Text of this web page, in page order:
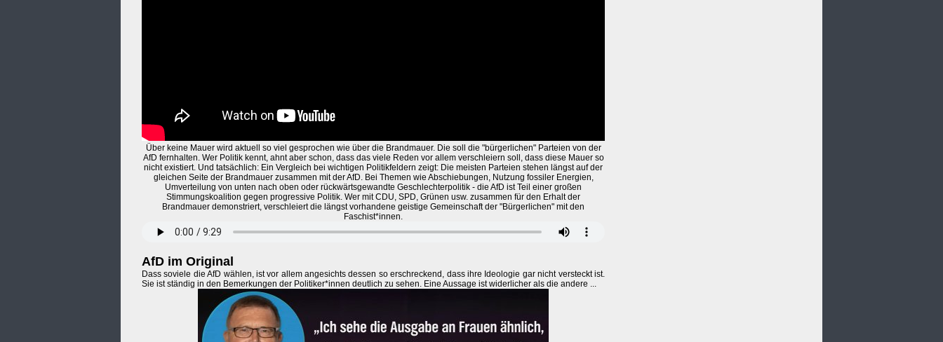
Über keine Mauer wird aktuell so viel gesprochen wie über die Brandmauer. Die soll die "bürgerlichen" Parteien von der
AfD fernhalten. Wer Politik kennt, ahnt aber schon, dass das viele Reden vor allem verschleiern soll, dass diese Mauer so
nicht existiert. Und tatsächlich: Ein Vergleich bei wichtigen Politikfeldern zeigt: Die meisten Parteien stehen längst auf der
gleichen Seite der Brandmauer zusammen mit der AfD. Bei Themen wie Abschiebungen, Nutzung fossiler Energien,
Umverteilung von unten nach oben oder rückwärtsgewandte Geschlechterpolitik - die AfD ist Teil einer großen
Stimmungskoalition gegen progressive Politik. Wer mit CDU, SPD, Grünen usw. zusammen für den Erhalt der
Brandmauer demonstriert, verschleiert die längst vorhandene geistige Gemeinschaft der "Bürgerlichen" mit den
Faschist*innen.
AfD im Original
Dass soviele die AfD wählen, ist vor allem angesichts dessen so erschreckend, dass ihre Ideologie gar nicht versteckt ist.
Sie ist ständig in den Bemerkungen der Politiker*innen deutlich zu sehen. Eine Aussage ist widerlicher als die andere ...